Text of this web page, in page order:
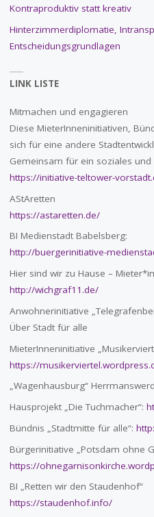
Kontraproduktiv statt kreativ
Hinterzimmerdiplomatie,
Entscheidungsgrundlagen
LINK LISTE
Mitmachen und engagieren
Diese MieterInneninitiativen,
sich für eine andere
Gemeinsam für ein soziales
https://initiative-teltower-
AStAretten
https://astaretten.de/
BI Medienstadt Babelsberg:
http://buergerinitiative-
Hier sind wir zu Hause –
http://wichgraf11.de/
Anwohnerinitiative
Über Stadt für alle
MieterInneninitiative
https://
„Wagenhausburg“
Hausprojekt „Die Tuchmacher“:
Bündnis „Stadtmitte für alle“:
Bürgerinitiative „Potsdam ohne
https://
BI „Retten wir den Staudenhof“
https://staudenhof.info/